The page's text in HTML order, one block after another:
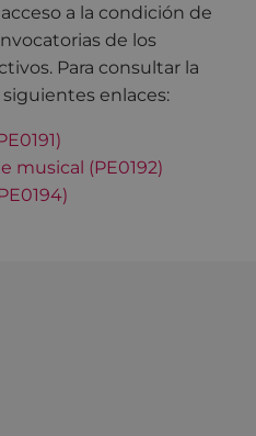
a la condición de
de los
Para consultar la
enlaces:
musical (PE0192)